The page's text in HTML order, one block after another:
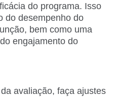
do programa. Isso
do desempenho do
bem como uma
engajamento do
avaliação, faça ajustes